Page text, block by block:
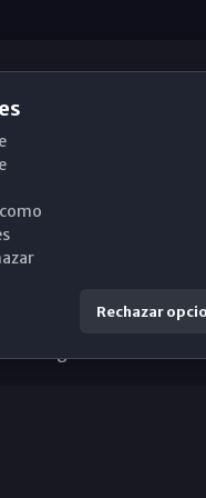
29015 Málaga
Rechazar